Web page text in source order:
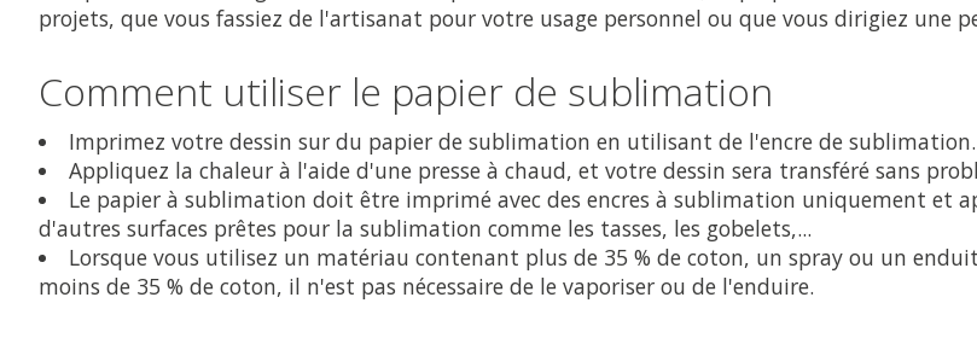
projets, que vous fassiez de l'artisanat pour votre usage personnel ou que vous dirigiez une
Comment utiliser le papier de sublimation
Imprimez votre dessin sur du papier de sublimation en utilisant de l'encre de
Appliquez la chaleur à l'aide d'une presse à chaud, et votre dessin sera transféré sans
Le papier à sublimation doit être imprimé avec des encres à sublimation uniquement et
d'autres surfaces prêtes pour la sublimation comme les tasses, les gobelets,...
Lorsque vous utilisez un matériau contenant plus de 35 % de coton, un spray ou un
moins de 35 % de coton, il n'est pas nécessaire de le vaporiser ou de l'enduire.